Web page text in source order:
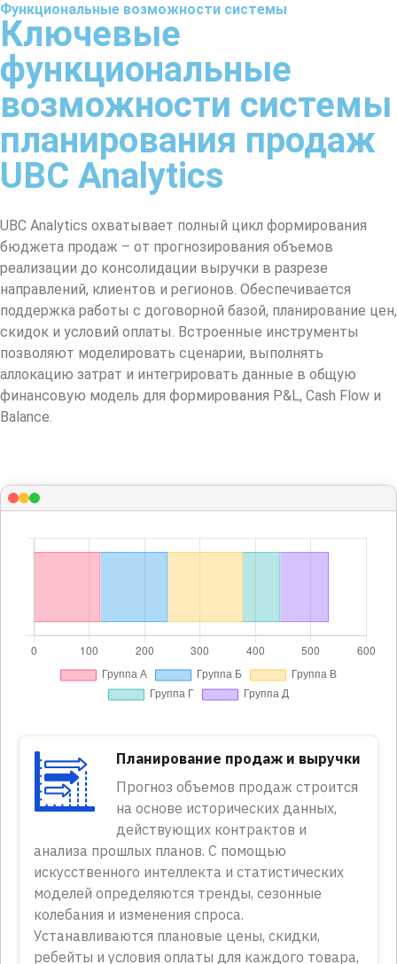
Функциональные возможности системы
Ключевые
функциональные
возможности системы
планирования продаж
UBC Analytics
UBC Analytics охватывает полный цикл формирования
бюджета продаж – от прогнозирования объемов
реализации до консолидации выручки в разрезе
направлений, клиентов и регионов. Обеспечивается
поддержка работы с договорной базой, планирование цен,
скидок и условий оплаты. Встроенные инструменты
позволяют моделировать сценарии, выполнять
аллокацию затрат и интегрировать данные в общую
финансовую модель для формирования P&L, Cash Flow и
Balance.
Планирование продаж и выручки
Прогноз объемов продаж строится
на основе исторических данных,
действующих контрактов и
анализа прошлых планов. С помощью
искусственного интеллекта и статистических
моделей определяются тренды, сезонные
колебания и изменения спроса.
Устанавливаются плановые цены, скидки,
ребейты и условия оплаты для каждого товара,